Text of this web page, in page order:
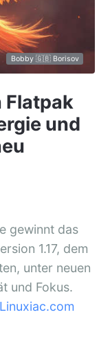
Bobby 🇬🇧 Borisov
Flatpak
und
gewinnt das
1.17, dem
unter neuen
und Fokus.
Linuxiac.com